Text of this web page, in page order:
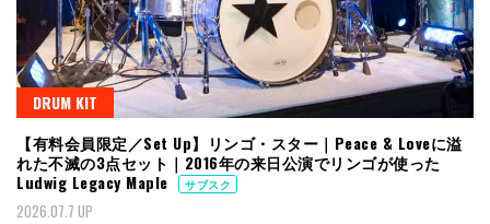
DRUM KIT
【有料会員限定／Set Up】リンゴ・スター｜Peace & Loveに溢
れた不滅の3点セット｜2016年の来日公演でリンゴが使った
Ludwig Legacy Maple
サブスク
2026.07.7 UP